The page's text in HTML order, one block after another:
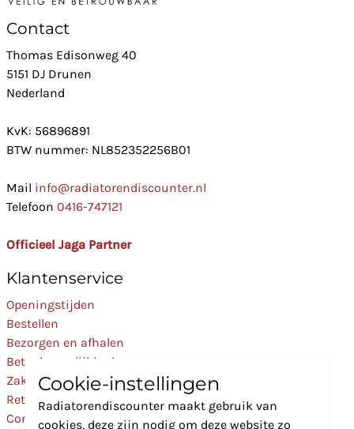
Contact
Thomas Edisonweg 40
5151 DJ Drunen
Nederland
KvK: 56896891
BTW nummer: NL852352256B01
Mail info@radiatorendiscounter.nl
Telefoon 0416-747121
Officieel Jaga Partner
Klantenservice
Openingstijden
Bestellen
Bezorgen en afhalen
Betaalmogelijkheden
Zakelijk
Retourneren
Contact
Cookie-instellingen
Radiatorendiscounter maakt gebruik van
cookies, deze zijn nodig om deze website zo